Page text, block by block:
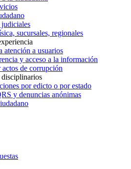
sucursales, regionales
atención a usuarios
y acceso a la información
de corrupción
por edicto o por estado
y denuncias anónimas